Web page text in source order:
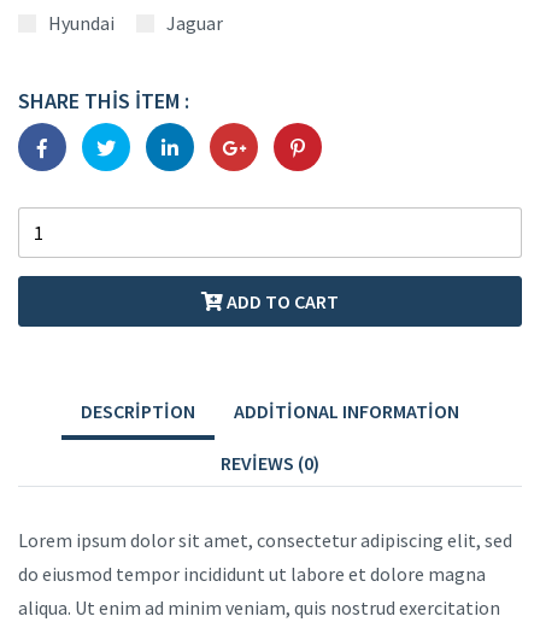
Hyundai Jaguar
SHARE THIS ITEM :
ADD TO CART
DESCRIPTION ADDITIONAL INFORMATION
REVIEWS (0)
Lorem ipsum dolor sit amet, consectetur adipiscing elit, sed
do eiusmod tempor incididunt ut labore et dolore magna
aliqua. Ut enim ad minim veniam, quis nostrud exercitation